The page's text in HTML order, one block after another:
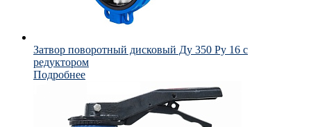
Затвор поворотный дисковый Ду 350 Ру 16 с
редуктором
Подробнее